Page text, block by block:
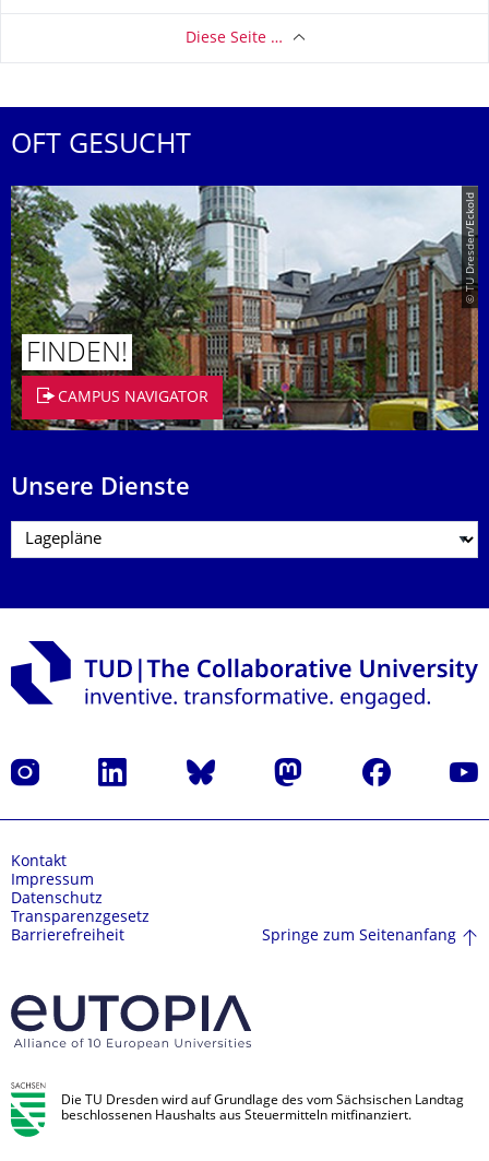
Diese Seite …
OFT GESUCHT
© TU Dresden/Eckold
FINDEN!
CAMPUS NAVIGATOR
Unsere Dienste
Instagram LinkedIn Bluesky Mastodon Facebook
Kontakt
Impressum
Datenschutz
Transparenzgesetz
Barrierefreiheit
Springe zum Seitenanfang
Die TU Dresden wird auf Grundlage des vom Sächsischen Landtag
beschlossenen Haushalts aus Steuermitteln mitfinanziert.